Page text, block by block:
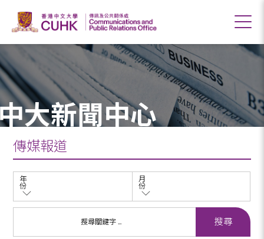
大新聞中心
傳媒報道
年
份
月
份